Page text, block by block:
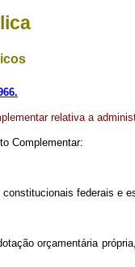
relativa a
Complementar:
federais e
orçamentária